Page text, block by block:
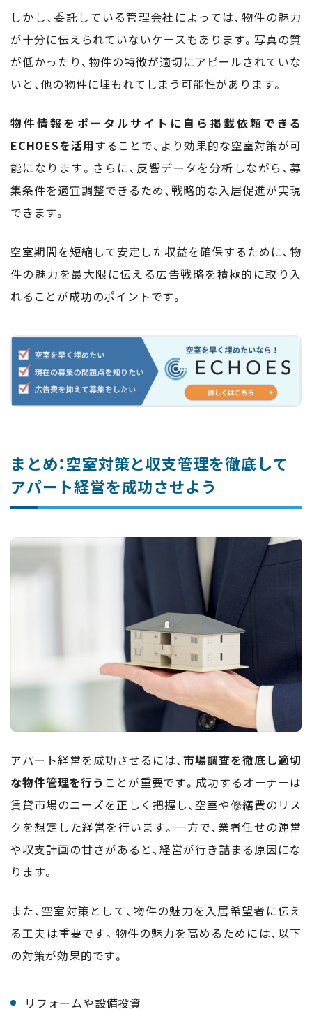
しかし、委託している管理会社によっては、物件の魅力
が十分に伝えられていないケースもあります。写真の質
が低かったり、物件の特徴が適切にアピールされていな
いと、他の物件に埋もれてしまう可能性があります。
物件情報をポータルサイトに自ら掲載依頼できる
ECHOESを活用することで、より効果的な空室対策が可
能になります。さらに、反響データを分析しながら、募
集条件を適宜調整できるため、戦略的な入居促進が実現
できます。
空室期間を短縮して安定した収益を確保するために、物
件の魅力を最大限に伝える広告戦略を積極的に取り入
れることが成功のポイントです。
まとめ：空室対策と収支管理を徹底して
アパート経営を成功させよう
アパート経営を成功させるには、市場調査を徹底し適切
な物件管理を行う ことが重要です。成功するオーナーは
賃貸市場のニーズを正しく把握し、空室や修繕費のリス
クを想定した経営を行います。一方で、業者任せの運営
や収支計画の甘さがあると、経営が行き詰まる原因にな
ります。
また、空室対策として、物件の魅力を入居希望者に伝え
る工夫は重要です。物件の魅力を高めるためには、以下
の対策が効果的です。
リフォームや設備投資